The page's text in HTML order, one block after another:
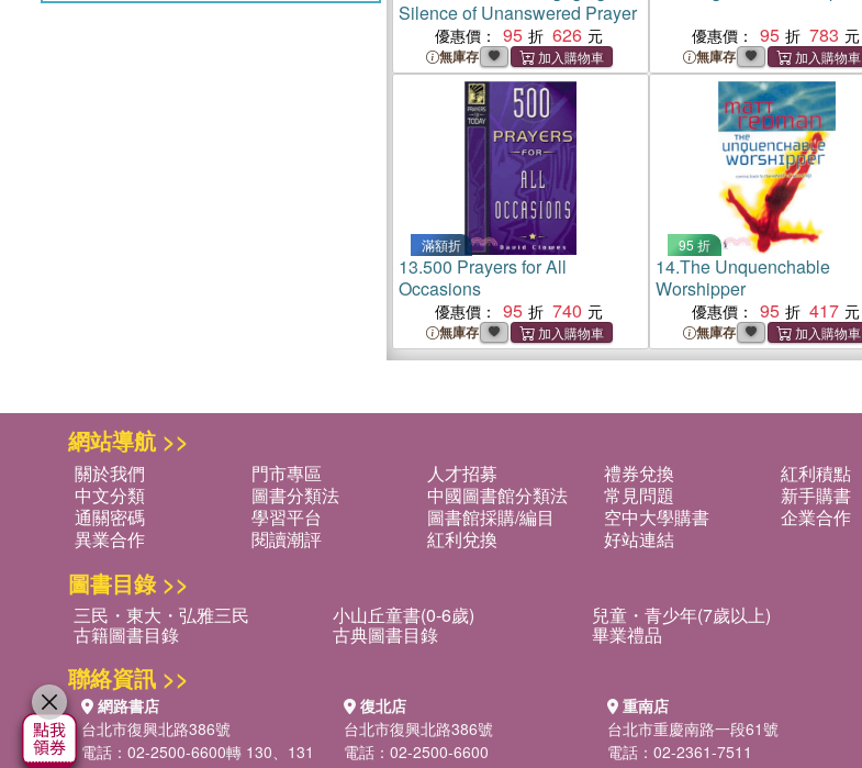
Silence of Unanswered Prayer
優惠價： 95 626
無庫存
優惠價： 95 783
無庫存
滿額折
13.500 Prayers for All
Occasions
優惠價： 95 740
無庫存
95 折
14.The Unquenchable
Worshipper
優惠價： 95 417
無庫存
網站導航 >>
關於我們 門市專區 人才招募 禮券兌換
紅利積點
中文分類
圖書分類法 中國圖書館分類法 常見問題
新手購書
通關密碼
學習平台 圖書館採購/編目 空中大學購書
企業合作
異業合作
閱讀潮評 紅利兌換 好站連結
圖書目錄 >>
三民・東大・弘雅三民 小山丘童書(0-6歲) 兒童・青少年(7歲以上)
古籍圖書目錄 古典圖書目錄 畢業禮品
聯絡資訊 >>
網路書店
台北市復興北路386號
電話：02-2500-6600轉 130、131
復北店
台北市復興北路386號
電話：02-2500-6600
重南店
台北市重慶南路一段61號
電話：02-2361-7511